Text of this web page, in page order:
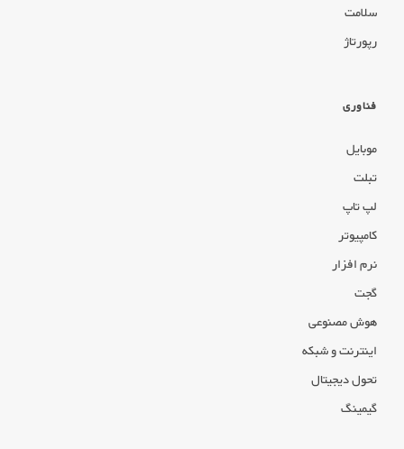
سلامت
رپورتاژ
فناوری
موبایل
تبلت
لپ تاپ
کامپیوتر
نرم افزار
گجت
هوش مصنوعی
اینترنت و شبکه
تحول دیجیتال
گیمینگ